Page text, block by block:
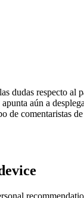
dudas respecto
aún a
de comentaristas